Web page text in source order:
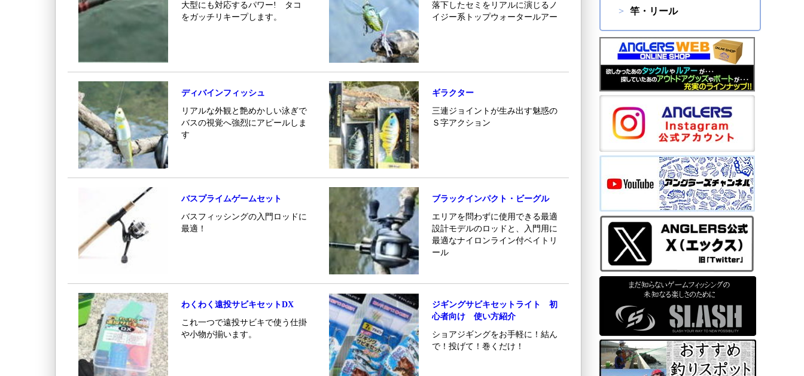
大型にも対応するパワー! タコ
をガッチリキープします。
落下したセミをリアルに演じるノ
イジー系トップウォータールアー
ディバインフィッシュ
リアルな外観と艶めかしい泳ぎで
バスの視覚へ強烈にアピールしま
す
ギラクター
三連ジョイントが生み出す魅惑の
Ｓ字アクション
バスプライムゲームセット
バスフィッシングの入門ロッドに
最適！
ブラックインパクト・ビーグル
エリアを問わずに使用できる最適
設計モデルのロッドと、入門用に
最適なナイロンライン付ベイトリ
ール
わくわく遠投サビキセットDX
これ一つで遠投サビキで使う仕掛
や小物が揃います。
ジギングサビキセットライト 初
心者向け 使い方紹介
ショアジギングをお手軽に！結ん
で！投げて！巻くだけ！
竿・リール